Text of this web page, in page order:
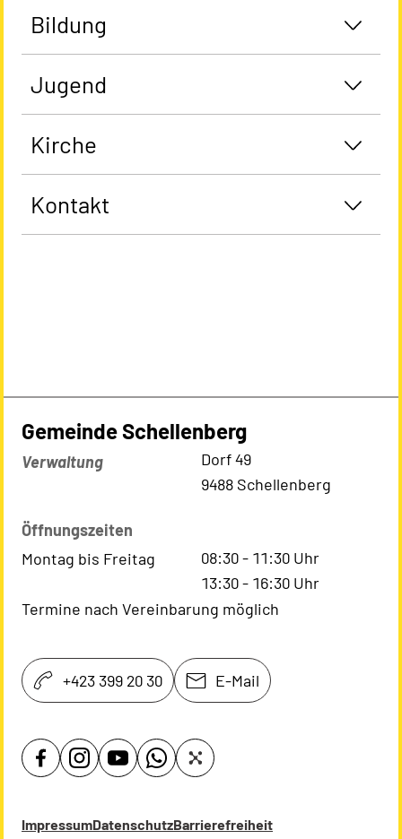
Bildung
Jugend
Kirche
Kontakt
Gemeinde Schellenberg
Verwaltung
Dorf 49
9488 Schellenberg
Öffnungszeiten
Montag bis Freitag
08:30- 11:30 Uhr
13:30- 16:30 Uhr
Termine nach Vereinbarung möglich
+423 399 20 30 E-Mail
ImpressumDatenschutzBarrierefreiheit